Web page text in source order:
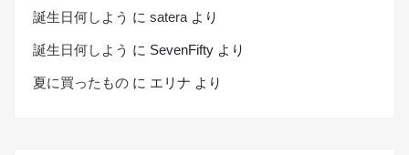
誕生日何しよう に satera より
誕生日何しよう に SevenFifty より
夏に買ったもの に エリナ より